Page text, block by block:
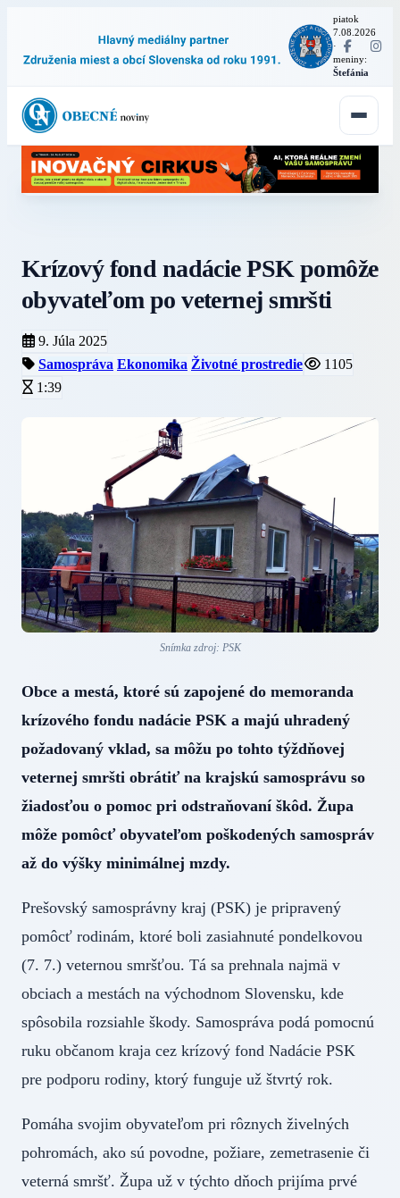
piatok
7.08.2026
·
meniny:
Štefánia
Krízový fond nadácie PSK pomôže
obyvateľom po veternej smršti
9. Júla 2025
Samospráva Ekonomika Životné prostredie
1105
1:39
Snímka zdroj: PSK
Obce a mestá, ktoré sú zapojené do memoranda
krízového fondu nadácie PSK a majú uhradený
požadovaný vklad, sa môžu po tohto týždňovej
veternej smršti obrátiť na krajskú samosprávu so
žiadosťou o pomoc pri odstraňovaní škôd. Župa
môže pomôcť obyvateľom poškodených samospráv
až do výšky minimálnej mzdy.
Prešovský samosprávny kraj (PSK) je pripravený
pomôcť rodinám, ktoré boli zasiahnuté pondelkovou
(7. 7.) veternou smršťou. Tá sa prehnala najmä v
obciach a mestách na východnom Slovensku, kde
spôsobila rozsiahle škody. Samospráva podá pomocnú
ruku občanom kraja cez krízový fond Nadácie PSK
pre podporu rodiny, ktorý funguje už štvrtý rok.
Pomáha svojim obyvateľom pri rôznych živelných
pohromách, ako sú povodne, požiare, zemetrasenie či
veterná smršť. Župa už v týchto dňoch prijíma prvé